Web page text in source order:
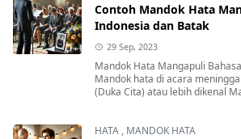
Contoh Mandok Hata
Indonesia dan Batak
29 Sep, 2023
Mandok Hata Mangapuli
Mandok hata di acara
(Duka Cita) atau lebih dikenal
HATA , MANDOK HATA